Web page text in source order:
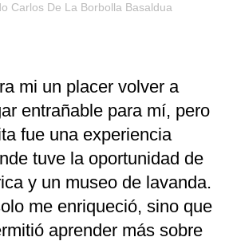
Carlos De La Borbolla Basaldua
mi un placer volver a
entrañable para mí, pero
fue una experiencia
tuve la oportunidad de
y un museo de lavanda.
me enriqueció, sino que
aprender más sobre